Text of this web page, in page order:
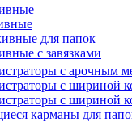
для папок
с завязками
с арочным
с шириной
с шириной
карманы для